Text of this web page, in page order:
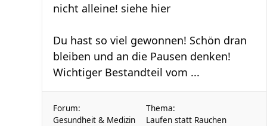
nicht alleine! siehe hier
Du hast so viel gewonnen! Schön dran
bleiben und an die Pausen denken!
Wichtiger Bestandteil vom ...
Forum:
Gesundheit & Medizin
Thema:
Laufen statt Rauchen